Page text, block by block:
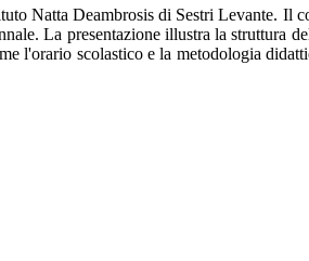
Natta Deambrosis di Sestri Levante. Il
La presentazione illustra la struttura
l'orario scolastico e la metodologia